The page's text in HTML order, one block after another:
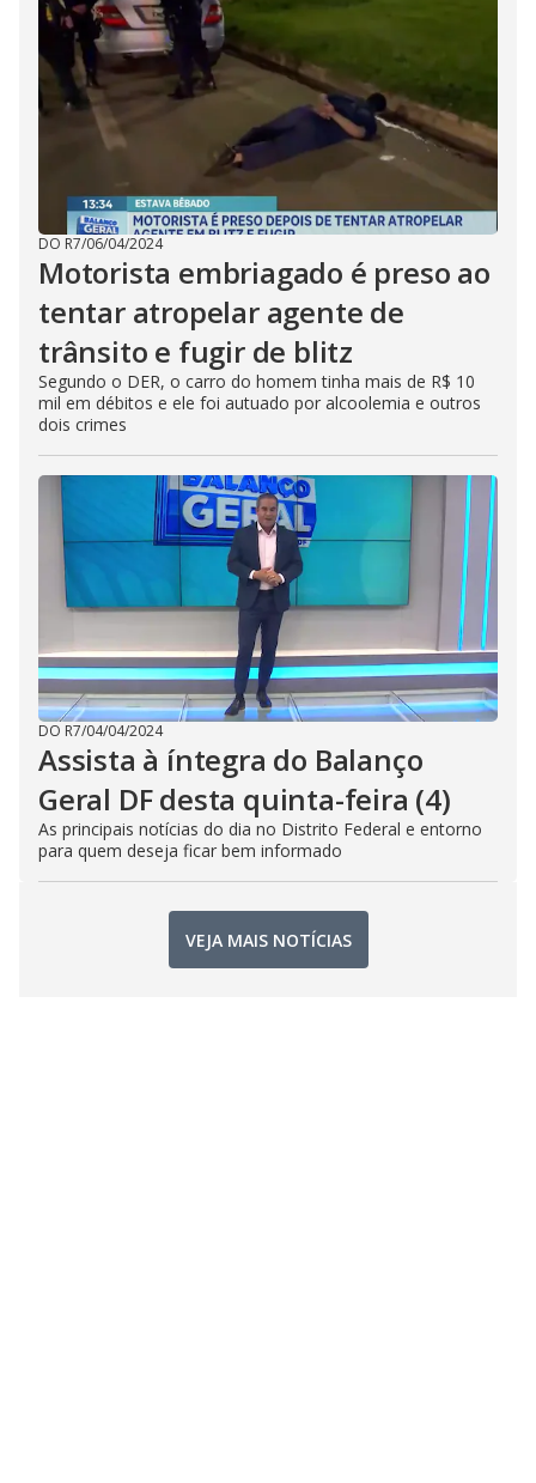
DO R7/06/04/2024
Motorista embriagado é preso ao
tentar atropelar agente de
trânsito e fugir de blitz
Segundo o DER, o carro do homem tinha mais de R$ 10
mil em débitos e ele foi autuado por alcoolemia e outros
dois crimes
DO R7/04/04/2024
Assista à íntegra do Balanço
Geral DF desta quinta-feira (4)
As principais notícias do dia no Distrito Federal e entorno
para quem deseja ficar bem informado
VEJA MAIS NOTÍCIAS